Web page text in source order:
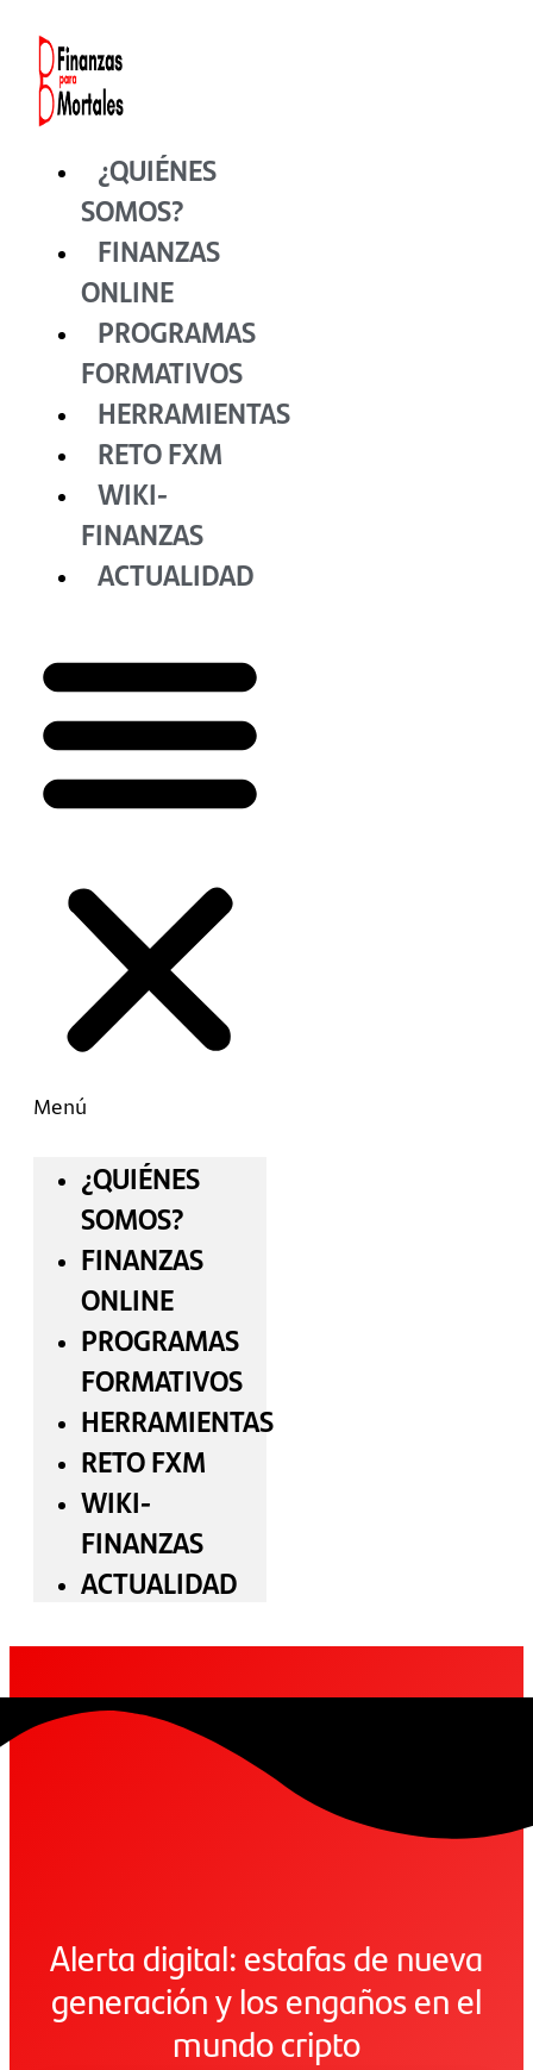
contenido
¿QUIÉNES
SOMOS?
FINANZAS
ONLINE
PROGRAMAS
FORMATIVOS
HERRAMIENTAS
RETO FXM
WIKI-
FINANZAS
ACTUALIDAD
Menú
¿QUIÉNES
SOMOS?
FINANZAS
ONLINE
PROGRAMAS
FORMATIVOS
HERRAMIENTAS
RETO FXM
WIKI-
FINANZAS
ACTUALIDAD
Alerta digital: estafas de nueva
generación y los engaños en el
mundo cripto